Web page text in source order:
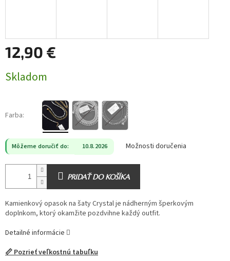
12,90 €
cena:
Skladom
Farba:
Môžeme doručiť do: 10.8.2026 Možnosti doručenia
PRIDAŤ DO KOŠÍKA
Kamienkový opasok na šaty Crystal je nádherným šperkovým
doplnkom, ktorý okamžite pozdvihne každý outfit.
Detailné informácie
📏 Pozrieť veľkostnú tabuľku